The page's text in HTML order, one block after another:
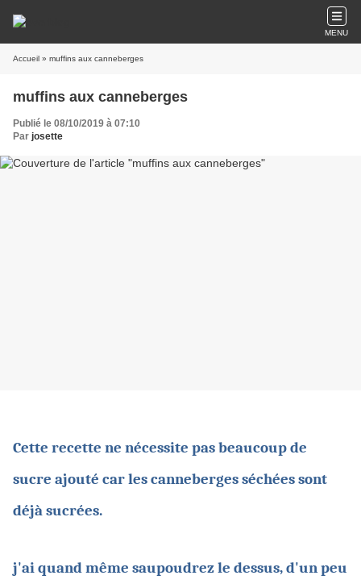
MENU
Accueil » muffins aux canneberges
muffins aux canneberges
Publié le 08/10/2019 à 07:10
Par josette
Cette recette ne nécessite pas beaucoup de
sucre ajouté car les canneberges séchées sont
déjà sucrées.
j'ai quand même saupoudrez le dessus, d'un peu